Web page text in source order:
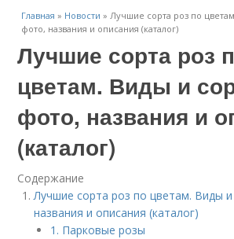
Главная » Новости »Лучшие сорта роз по
фото, названия и описания (каталог)
Лучшие сорта роз
цветам. Виды и
фото, названия и
(каталог)
Содержание
Лучшие сорта роз по цветам. Виды
названия и описания (каталог)
1. Парковые розы